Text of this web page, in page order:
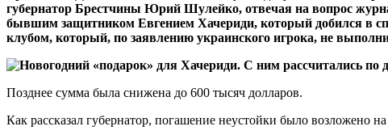
губернатор Брестчины Юрий Шулейко, отвечая на вопрос
бывшим защитником Евгением Хачериди, который добился в
клубом, который, по заявлению украинского игрока, не
Позднее сумма была снижена до 600 тысяч долларов.
Как рассказал губернатор, погашение неустойки было возложено